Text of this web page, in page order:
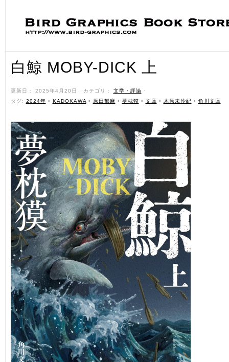
白鯨 MOBY-DICK 上
更新日： 2025年4月20日 ˑ カテゴリ： 文学・評論 ˑ
タグ: 2024年 • KADOKAWA • 原田郁麻 • 夢枕獏 • 文庫 • 木原未沙紀 • 角川文庫